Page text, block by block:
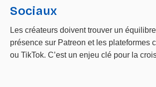
Sociaux
Les créateurs doivent trouver un
présence sur Patreon et les plateformes
ou TikTok. C’est un enjeu clé pour la